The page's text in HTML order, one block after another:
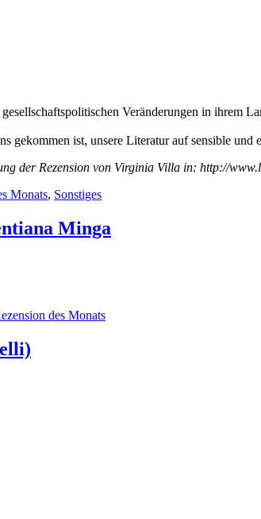
Veränderungen in ihrem
ist, unsere Literatur auf sensible und
der Rezension von Virginia Villa in: http://
Monats, Sonstiges
Minga
des Monats